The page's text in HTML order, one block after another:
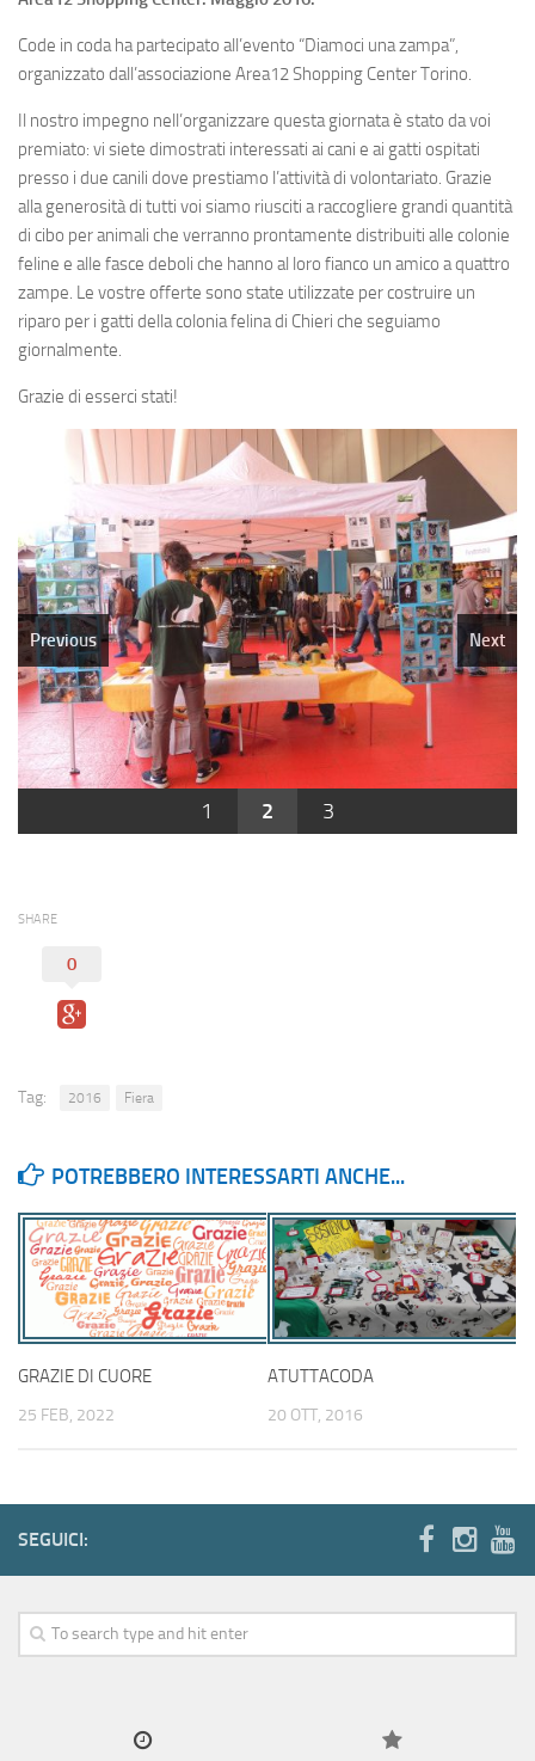
Testimonianze
I nostri progetti
Gli ospiti del canile
News
Sostienici
Diventa socio volontario
Diventa socio sostenitore
Gadget
Vuoi adottare un ospite?
Regole per una buona adozione
Contatti
Code in coda ha partecipato all’evento “Diamoci una zampa”,
organizzato dall’associazione Area12 Shopping Center Torino.
Il nostro impegno nell’organizzare questa giornata è stato da voi
premiato: vi siete dimostrati interessati ai cani e ai gatti ospitati
presso i due canili dove prestiamo l’attività di volontariato. Grazie
alla generosità di tutti voi siamo riusciti a raccogliere grandi quantità
di cibo per animali che verranno prontamente distribuiti alle colonie
feline e alle fasce deboli che hanno al loro fianco un amico a quattro
zampe. Le vostre offerte sono state utilizzate per costruire un
riparo per i gatti della colonia felina di Chieri che seguiamo
giornalmente.
Grazie di esserci stati!
Previous Next
1 2 3
SHARE
0
Tag: 2016 Fiera
POTREBBERO INTERESSARTI ANCHE...
GRAZIE DI CUORE
25 FEB, 2022
ATUTTACODA
20 OTT, 2016
SEGUICI: